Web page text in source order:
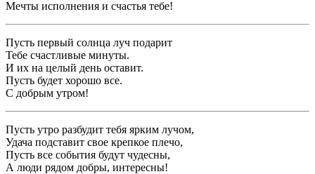
Мечты исполнения и счастья тебе!
Пусть первый солнца луч подарит
Тебе счастливые минуты.
И их на целый день оставит.
Пусть будет хорошо все.
С добрым утром!
Пусть утро разбудит тебя ярким лучом,
Удача подставит свое крепкое плечо,
Пусть все события будут чудесны,
А люди рядом добры, интересны!